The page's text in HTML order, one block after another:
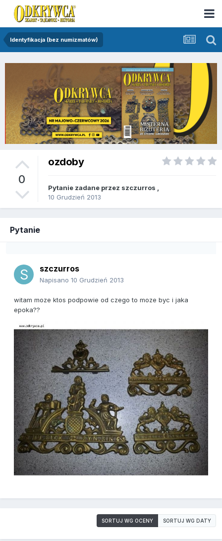
Identyfikacja (bez numizmatów)
0
ozdoby
Pytanie zadane przez szczurros
10 Grudzień 2013
Pytanie
szczurros
Napisano 10 Grudzień 2013
witam moze ktos podpowie od czego to moze byc i jaka
epoka??
SORTUJ WG OCENY SORTUJ WG DATY